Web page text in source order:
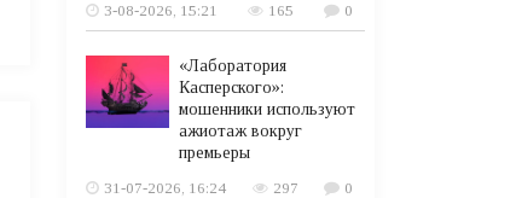
3-08-2026, 15:21
165 0
«Лаборатория
Касперского»:
мошенники используют
ажиотаж вокруг
премьеры
31-07-2026, 16:24
297 0